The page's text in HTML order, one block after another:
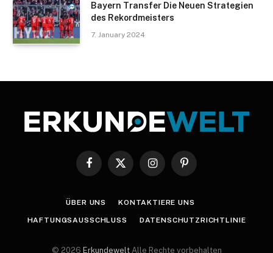
Bayern Transfer Die Neuen Strategien
des Rekordmeisters
7. January 2024
Facebook
X
InstagramPinterest
ÜBER UNS KONTAKTIERE UNS
HAFTUNGSAUSSCHLUSS DATENSCHUTZRICHTLINIE
© 2026 Erkundewelt Alle Rechte vorbehalten